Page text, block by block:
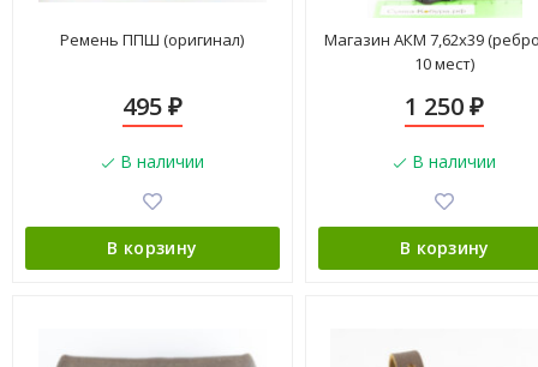
Ремень ППШ (оригинал)
495 ₽
В наличии
В корзину
Магазин АКМ 7,62x39
10 мест)
1 250₽
В наличии
В корзину